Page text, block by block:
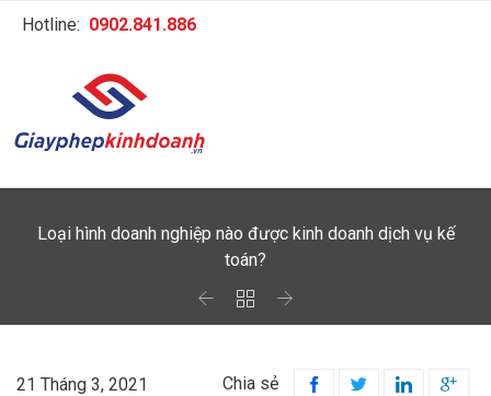
Hotline: 0902.841.886
Loại hình doanh nghiệp nào được kinh doanh dịch vụ kế
toán?
  
21 Tháng 3, 2021 Chia sẻ    